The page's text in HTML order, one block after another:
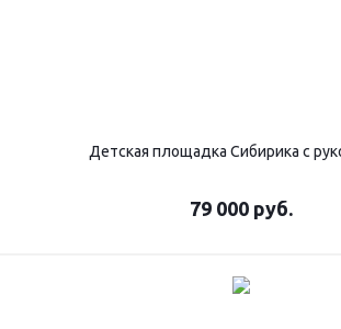
Детская площадка Сибирика с
79 000 руб.